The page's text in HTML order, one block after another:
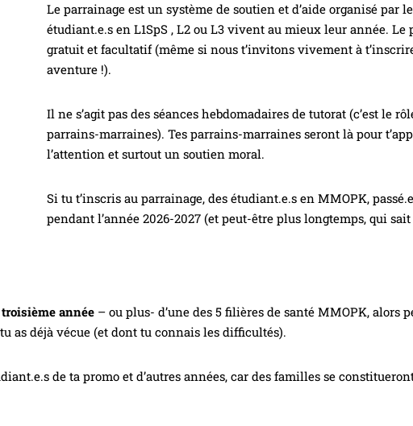
Le parrainage est un système de soutien et d’aide organisé par
étudiant.e.s en L1SpS , L2 ou L3 vivent au mieux leur année.
gratuit et facultatif (même si nous t’invitons vivement à
aventure !).
Il ne s’agit pas des séances hebdomadaires de tutorat (c’est le
parrains-marraines). Tes parrains-marraines seront là pour
l’attention et surtout un soutien moral.
Si tu t’inscris au parrainage, des étudiant.e.s en MMOPK,
pendant l’année 2026-2027 (et peut-être plus longtemps, qui sait
année – ou plus- d’une des 5 filières de santé MMOPK, alors
as déjà vécue (et dont tu connais les difficultés).
de ta promo et d’autres années, car des familles se